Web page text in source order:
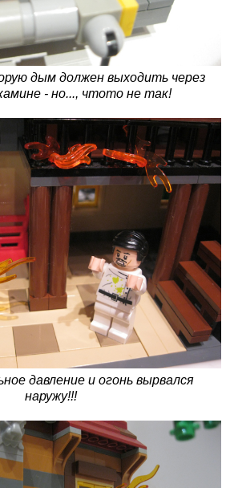
дым должен выходить через
- но..., чтото не так!
давление и огонь вырвался
наружу!!!